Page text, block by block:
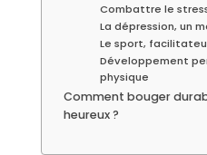
Combattre le
La dépression, un
Le sport,
Développement
physique
Comment bouger
heureux ?